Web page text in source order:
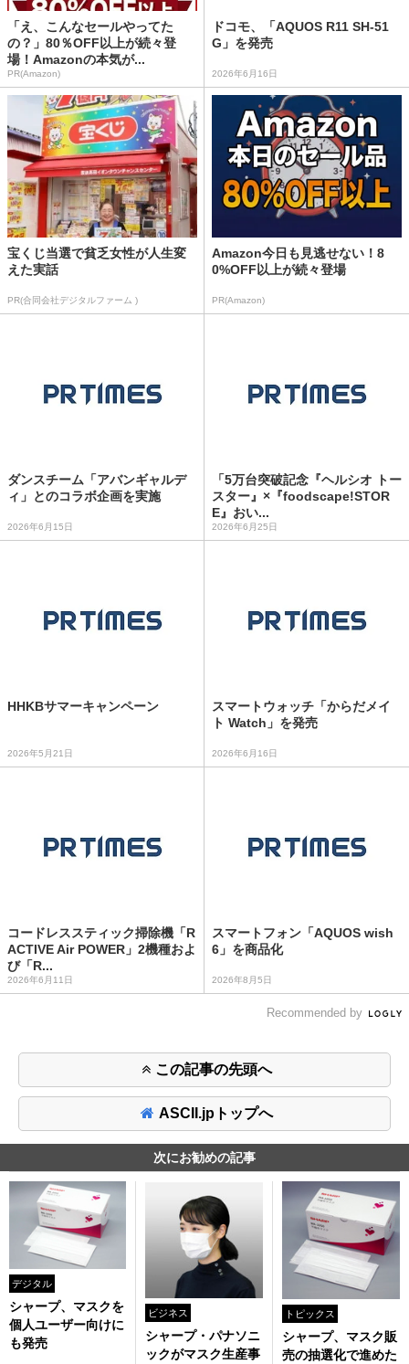
「え、こんなセールやってた
の？」80％OFF以上が続々登
場！Amazonの本気が...
PR(Amazon)
ドコモ、「AQUOS R11 SH-51
G」を発売
2026年6月16日
宝くじ当選で貧乏女性が人生変
えた実話
PR(合同会社デジタルファーム )
Amazon今日も見逃せない！8
0%OFF以上が続々登場
PR(Amazon)
ダンスチーム「アバンギャルデ
ィ」とのコラボ企画を実施
2026年6月15日
「5万台突破記念『ヘルシオ トー
スター』×『foodscape!STOR
E』おい...
2026年6月25日
HHKBサマーキャンペーン
2026年5月21日
スマートウォッチ「からだメイ
ト Watch」を発売
2026年6月16日
コードレススティック掃除機「R
ACTIVE Air POWER」2機種およ
び「R...
2026年6月11日
スマートフォン「AQUOS wish
6」を商品化
2026年8月5日
Recommended by
この記事の先頭へ
ASCII.jpトップへ
次にお勧めの記事
デジタル
シャープ、マスクを
個人ユーザー向けに
も発売
ビジネス
シャープ・パナソニ
ックがマスク生産事
トピックス
シャープ、マスク販
売の抽選化で進めた